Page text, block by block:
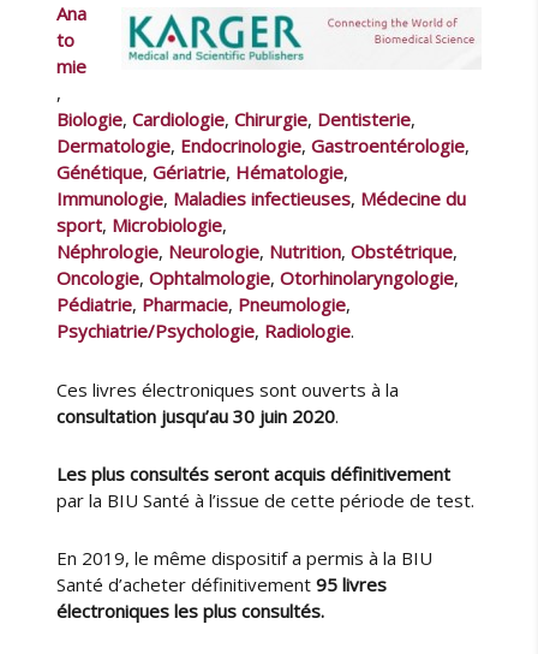
g
e
n
m
é
d
c
i
n
e
h
e
é
s
a
r
C
e
Ana
to
mie
,
Biologie,Cardiologie,Chirurgie, Dentisterie,
Dermatologie, Endocrinologie,Gastroentérologie,
Génétique,Gériatrie, Hématologie,
Immunologie, Maladies infectieuses, Médecine du
sport, Microbiologie,
Néphrologie, Neurologie, Nutrition,Obstétrique,
Oncologie,Ophtalmologie,Otorhinolaryngologie,
Pédiatrie, Pharmacie, Pneumologie,
Psychiatrie/Psychologie, Radiologie.
Ces livres électroniques sont ouverts à la
consultation jusqu’au 30 juin 2020.
Les plus consultés seront acquis définitivement
par la BIU Santé à l’issue de cette période de test.
En 2019, le même dispositif a permis à la BIU
Santé d’acheter définitivement95 livres
électroniques les plus consultés.